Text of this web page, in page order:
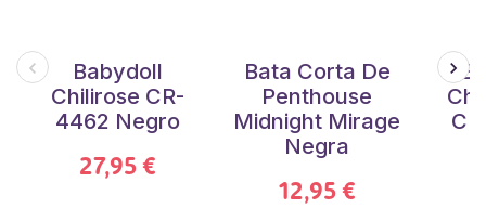
Babydoll
Chilirose CR-
4462 Negro
27,95 €
Bata Corta De
Penthouse
Midnight Mirage
Negra
12,95 €